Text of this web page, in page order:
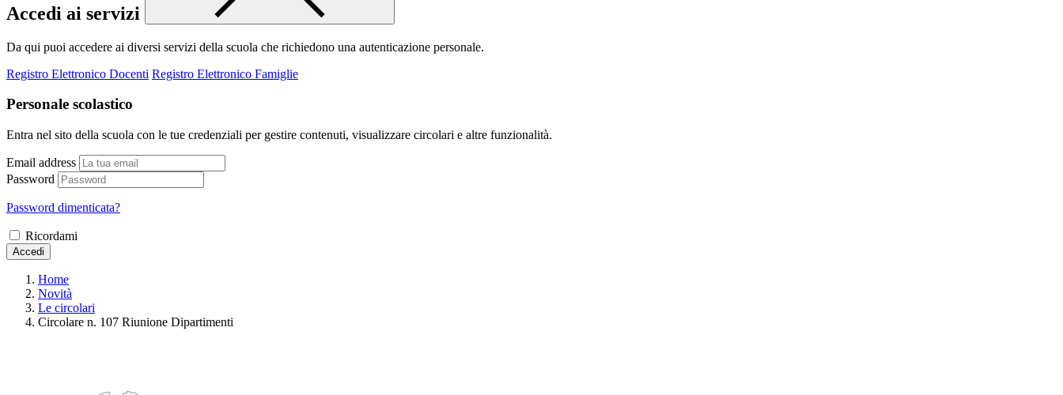
Accedi ai servizi
Da qui puoi accedere ai diversi servizi della scuola che richiedono una autenticazione personale.
Registro Elettronico Docenti Registro Elettronico Famiglie
Personale scolastico
Entra nel sito della scuola con le tue credenziali per gestire contenuti, visualizzare circolari e altre funzionalità.
Email address
Password
Password dimenticata?
Ricordami
Accedi
Home
Novità
Le circolari
Circolare n. 107 Riunione Dipartimenti